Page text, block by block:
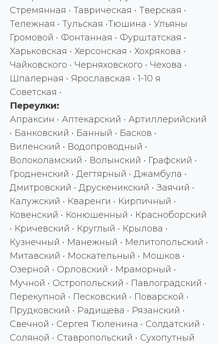
Стремянная • Таврическая • Тверская •
Тележная • Тульская •Тюшина • Ульяны
Громовой • Фонтанная • Фурштатская •
Харьковская • Херсонская • Хохрякова •
Чайковского • Черняховского • Чехова •
Шпалерная • Ярославская • 1-10 я
Советская •
Переулки:
Апраксин • Аптекарский • Артиллерийский
• Банковский • Банный • Басков •
Виленский • Водопроводный •
Волоколамский • Волынский • Графский •
Гродненский • Дегтярный • Джамбула •
Дмитровский • Друскеникский • Заячий •
Калужский • Кваренги • Кирпичный •
Ковенский • Конюшенный • Красноборский
• Кричевский • Круглый • Крылова •
Кузнечный • Манежный • Мелитопольский •
Митавский • Москательный • Мошков •
Озерной • Орловский • Мраморный •
Мучной • Остропольский • Павлоградский •
Перекупной • Песковский • Поварской •
Прудковский • Радищева • Рязанский •
Свечной • Сергея Тюленина • Солдатский •
Соляной • Ставропольский • Сухопутный